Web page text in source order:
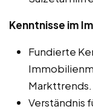
Kenntnisse im
Fundierte
Markttrends.
Verständnis